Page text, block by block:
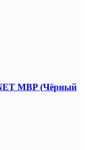
MBP (Чёрный